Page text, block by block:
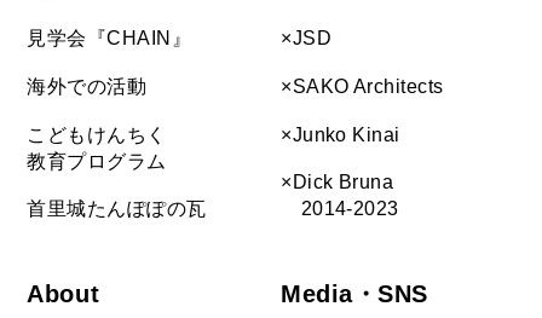
見学会『CHAIN』
海外での活動
こどもけんちく
教育プログラム
首里城たんぽぽの瓦
×JSD
×SAKO Architects
×Junko Kinai
×Dick Bruna
2014-2023
About Media・SNS